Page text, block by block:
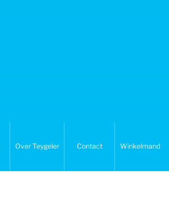
Over Teygeler Contact Winkelmand